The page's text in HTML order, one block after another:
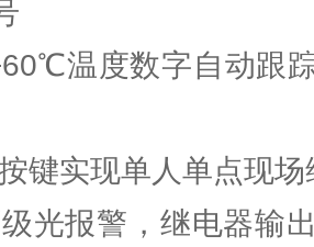
温度数字自动跟
键实现单人单点现场
光报警，继电器输